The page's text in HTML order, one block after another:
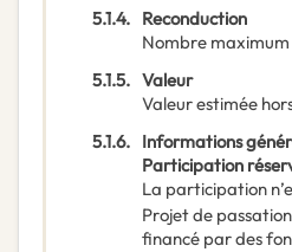
5.1.4. Reconduction
Nombre
5.1.5. Valeur
Valeur estimée
5.1.6. Informations
Participation
La participation
Projet de
financé par des